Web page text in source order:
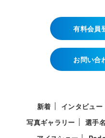
有料会員
お問い合
新着 インタビュー
写真ギャラリー
選手